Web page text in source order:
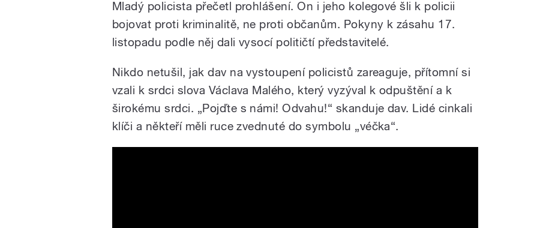
pause
Mladý policista přečetl prohlášení. On i jeho kolegové šli k policii
bojovat proti kriminalitě, ne proti občanům. Pokyny k zásahu 17.
listopadu podle něj dali vysocí političtí představitelé.
Nikdo netušil, jak dav na vystoupení policistů zareaguje, přítomní si
vzali k srdci slova Václava Malého, který vyzýval k odpuštění a k
širokému srdci. „Pojďte s námi! Odvahu!“ skanduje dav. Lidé cinkali
klíči a někteří měli ruce zvednuté do symbolu „véčka“.